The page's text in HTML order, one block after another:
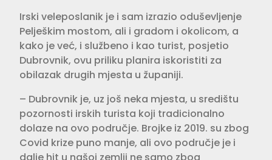
Irski veleposlanik je i sam izrazio oduševljenje
Pelješkim mostom, ali i gradom i okolicom, a
kako je već, i službeno i kao turist, posjetio
Dubrovnik, ovu priliku planira iskoristiti za
obilazak drugih mjesta u županiji.
– Dubrovnik je, uz još neka mjesta, u središtu
pozornosti irskih turista koji tradicionalno
dolaze na ovo područje. Brojke iz 2019. su zbog
Covid krize puno manje, ali ovo područje je i